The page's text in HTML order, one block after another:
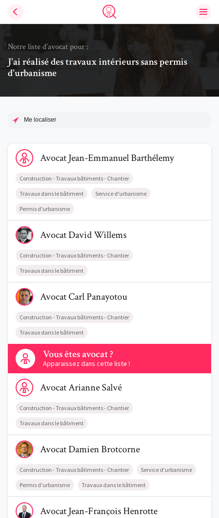
Trouve un avocat
Notre liste d’avocat pour :
J'ai réalisé des travaux intérieurs sans permis
d'urbanisme
Me localiser
Voir le profil de AvocatJean-Emmanuel Barthélemy
AvocatJean-EmmanuelBarthélemy
Construction - Travaux bâtiments - Chantier
Travaux dans le bâtiment Service d'urbanisme
Permis d'urbanisme
Voir le profil de AvocatDavid Willems
AvocatDavidWillems
Construction - Travaux bâtiments - Chantier
Travaux dans le bâtiment
Voir le profil de AvocatCarl Panayotou
AvocatCarlPanayotou
Construction - Travaux bâtiments - Chantier
Travaux dans le bâtiment
Vous êtes avocat ?
Apparaissez dans cette liste !
Contactez-nous
Voir le profil de AvocatArianne Salvé
AvocatArianneSalvé
Construction - Travaux bâtiments - Chantier
Travaux dans le bâtiment
Voir le profil de AvocatDamien Brotcorne
AvocatDamienBrotcorne
Construction - Travaux bâtiments - Chantier Service d'urbanisme
Permis d'urbanisme Travaux dans le bâtiment
Voir le profil de AvocatJean-François Henrotte
AvocatJean-FrançoisHenrotte